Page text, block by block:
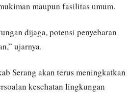
maupun fasilitas umum.
dijaga, potensi penyebaran
ujarnya.
Serang akan terus meningkatkan
kesehatan lingkungan